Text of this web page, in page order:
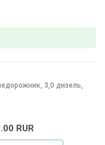
3,0 дизель,
RUR